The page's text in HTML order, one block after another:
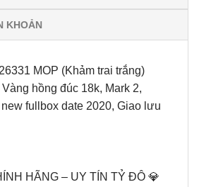
KHOẢN
MOP (Khảm trai trắng)
hồng đúc 18k, Mark 2,
fullbox date 2020, Giao lưu
HÃNG – UY TÍN TỶ ĐÔ 💎